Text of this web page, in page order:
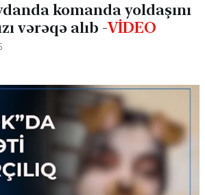
komanda yoldaşını
vərəqə alıb -VİDEO